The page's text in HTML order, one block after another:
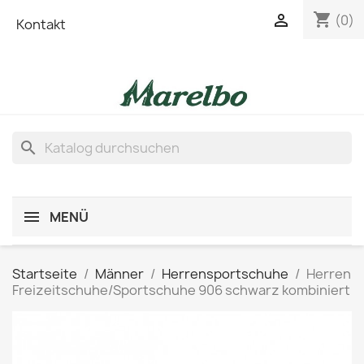
Kontakt shopping_cart (0)

search
MENÜ
Startseite Männer Herrensportschuhe
Herren
Freizeitschuhe/Sportschuhe 906 schwarz kombiniert